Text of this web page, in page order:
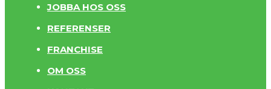
JOBBA HOS OSS
REFERENSER
FRANCHISE
OM OSS